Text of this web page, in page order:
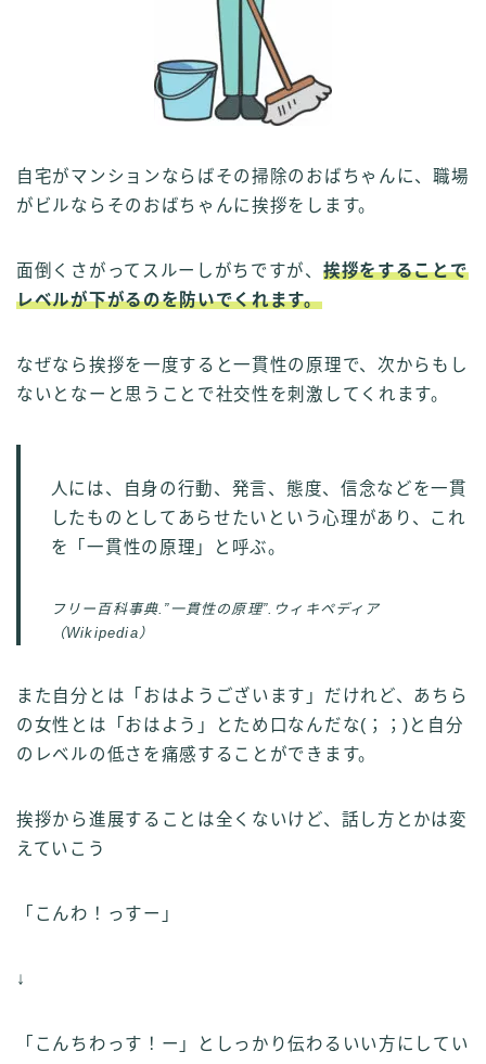
自宅がマンションならばその掃除のおばちゃんに、職場
がビルならそのおばちゃんに挨拶をします。
面倒くさがってスルーしがちですが、 挨拶をすることで
レベルが下がるのを防いでくれます。
なぜなら挨拶を一度すると一貫性の原理で、次からもし
ないとなーと思うことで社交性を刺激してくれます。
人には、自身の行動、発言、態度、信念などを一貫
したものとしてあらせたいという心理があり、これ
を「一貫性の原理」と呼ぶ。
フリー百科事典.”一貫性の原理”.ウィキペディア
（Wikipedia）
また自分とは「おはようございます」だけれど、あちら
の女性とは「おはよう」とため口なんだな(；；)と自分
のレベルの低さを痛感することができます。
挨拶から進展することは全くないけど、話し方とかは変
えていこう
「こんわ！っすー」
↓
「こんちわっす！ー」としっかり伝わるいい方にしてい